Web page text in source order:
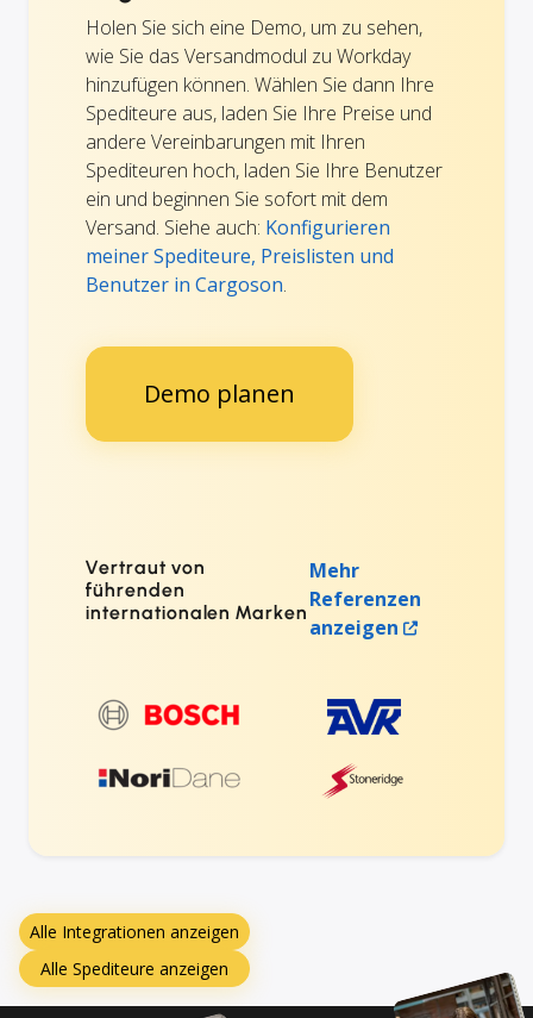
Holen Sie sich eine Demo, um zu sehen,
wie Sie das Versandmodul zu Workday
hinzufügen können. Wählen Sie dann Ihre
Spediteure aus, laden Sie Ihre Preise und
andere Vereinbarungen mit Ihren
Spediteuren hoch, laden Sie Ihre Benutzer
ein und beginnen Sie sofort mit dem
Versand. Siehe auch: Konfigurieren
meiner Spediteure, Preislisten und
Benutzer in Cargoson.
Demo planen
Vertraut von
führenden
internationalen Marken
Mehr
Referenzen
anzeigen
Alle Integrationen anzeigen
Alle Spediteure anzeigen